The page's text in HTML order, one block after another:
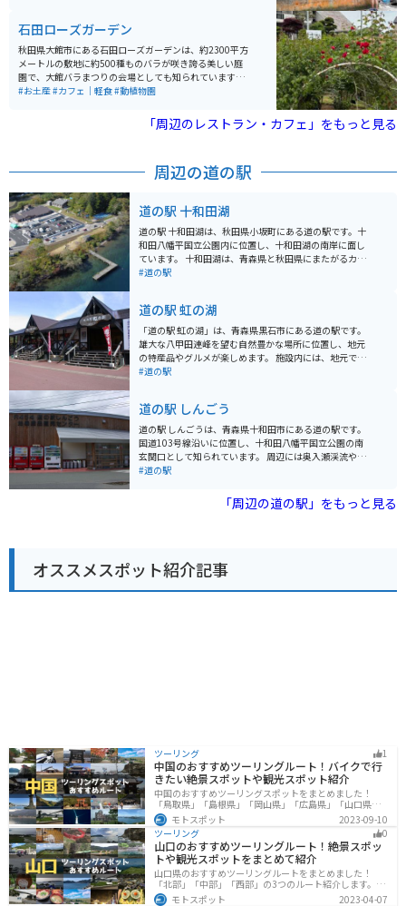
石田ローズガーデン
秋田県大館市にある石田ローズガーデンは、約2300平方
メートルの敷地に約500種ものバラが咲き誇る美しい庭
園で、大館バラまつりの会場としても知られています。
開園は4月から10月で、特に6月中旬の見頃には色とりど
がら華やかな香りに包まれる癒しの時間を楽しめます。
入園料は無料で駐車場も完備されており、気軽に立ち寄
らではのスイーツも人気。近くには秋田犬会館もあり、
く、バイクでのツーリング途中の休憩スポットとしても
最適な場所です。
#お土産#カフェ｜軽食#動植物園
「周辺のレストラン・カフェ」をもっと見る
周辺の道の駅
道の駅 十和田湖
道の駅 十和田湖は、秋田県小坂町にある道の駅です。十
和田八幡平国立公園内に位置し、十和田湖の南岸に面し
ています。 十和田湖は、青森県と秋田県にまたがるカル
デラ湖で、美しい景観で知られています。特に、奥入瀬
く、多くの観光客が訪れます。湖畔には遊覧船乗り場も
あり、湖上から景色を楽しむこともできます。 道の駅 十
和田湖は、休憩所やレストラン、売店などが併設されて
おり、十和田湖観光の拠点として便利です。売店では、
地元の特産品やお土産を購入することができます。ま
快適に走ることができ、景色を楽しみながらツーリング
を楽しめます。ただし、奥入瀬渓流は一方通行区間があ
るので注意が必要です。また、駐車場は広く、バイクの
駐車スペースも確保されています。 十和田湖周辺は、自
然豊かな場所で、四季折々の景色を楽しむことができま
す。春の新緑、夏の深緑、秋の紅葉、冬の雪景色と、ど
た、周辺にはキャンプ場や温泉宿などもあり、宿泊して
食材を使った料理を楽しむことができます。 見どころと
#道の駅
道の駅 虹の湖
「道の駅 虹の湖」は、青森県黒石市にある道の駅です。
雄大な八甲田連峰を望む自然豊かな場所に位置し、地元
の特産品やグルメが楽しめます。 施設内には、地元で採
れた新鮮な野菜や果物を販売する農産物直売所、手打ち
あるりんごを使ったスイーツやジュースはおすすめで
す。 また、道の駅に隣接して、遊具広場やバーベキュー
施設を備えた「虹の湖公園」があり、家族連れで一日中
楽しめます。周辺には、温泉施設やキャンプ場などもあ
り、観光の拠点としても最適です。 バイクで訪れる場
ツーリングスポットが多いので、ぜひ立ち寄ってみてく
#道の駅
道の駅 しんごう
道の駅 しんごうは、青森県十和田市にある道の駅です。
国道103号線沿いに位置し、十和田八幡平国立公園の南
玄関口として知られています。 周辺には奥入瀬渓流や十
和田湖といった景勝地があり、観光の拠点として最適で
おり、旅の疲れを癒やすことができます。 地元の特産品
を販売するショップでは、新鮮な野菜や果物、手作りの
いです。奥入瀬渓流や十和田湖周辺のワインディングロ
ードは、ツーリングにもおすすめです。 道の駅 しんごう
は、自然豊かな環境の中で、地元の魅力を満喫できる場
#道の駅
「周辺の道の駅」をもっと見る
オススメスポット紹介記事
ツーリング 1
中国のおすすめツーリングルート！バイクで行
きたい絶景スポットや観光スポット紹介
中国のおすすめツーリングスポットをまとめました！
「鳥取県」「島根県」「岡山県」「広島県」「山口県」
の各県の観光地紹介します。自然豊かな山々や湖、温泉
地が点在し、四季折々の景色を楽しめるスポットが多数
あります。バイクで中国にツーリングに行く際は参考に
してください。
モトスポット
2023-09-10
ツーリング
0
山口のおすすめツーリングルート！絶景スポッ
トや観光スポットをまとめて紹介
山口県のおすすめツーリングルートをまとめました！
「北部」「中部」「西部」の3つのルート紹介します。美
しい海岸線や山々を楽しむことができます。バイクで山
モトスポット 2023-04-07